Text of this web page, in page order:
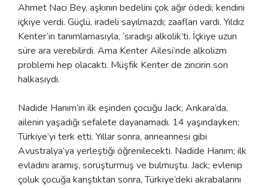
Ahmet Naci Bey, aşkının bedelini çok ağır ödedi; kendini
içkiye verdi. Güçlü, iradeli sayılmazdı; zaafları vardı. Yıldız
Kenter’in tanımlamasıyla, ‘sıradışı alkolik’ti. İçkiye uzun
süre ara verebilirdi. Ama Kenter Ailesi’nde alkolizm
problemi hep olacaktı. Müşfik Kenter de zincirin son
halkasıydı.
Nadide Hanım’ın ilk eşinden çocuğu Jack; Ankara’da,
ailenin yaşadığı sefalete dayanamadı. 14 yaşındayken;
Türkiye’yi terk etti. Yıllar sonra, anneannesi gibi
Avustralya’ya yerleştiği öğrenilecekti. Nadide Hanım; ilk
evladını aramış, soruşturmuş ve bulmuştu. Jack; evlenip
çoluk çocuğa karıştıktan sonra, Türkiye’deki akrabalarını